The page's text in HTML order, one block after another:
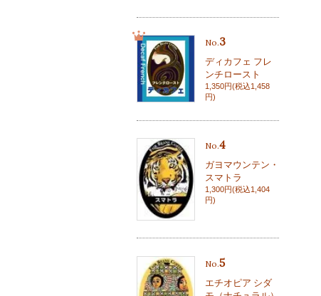
No.3
ディカフェ フレ
ンチロースト
1,350円(税込1,458
円)
No.4
ガヨマウンテン・
スマトラ
1,300円(税込1,404
円)
No.5
エチオピア シダ